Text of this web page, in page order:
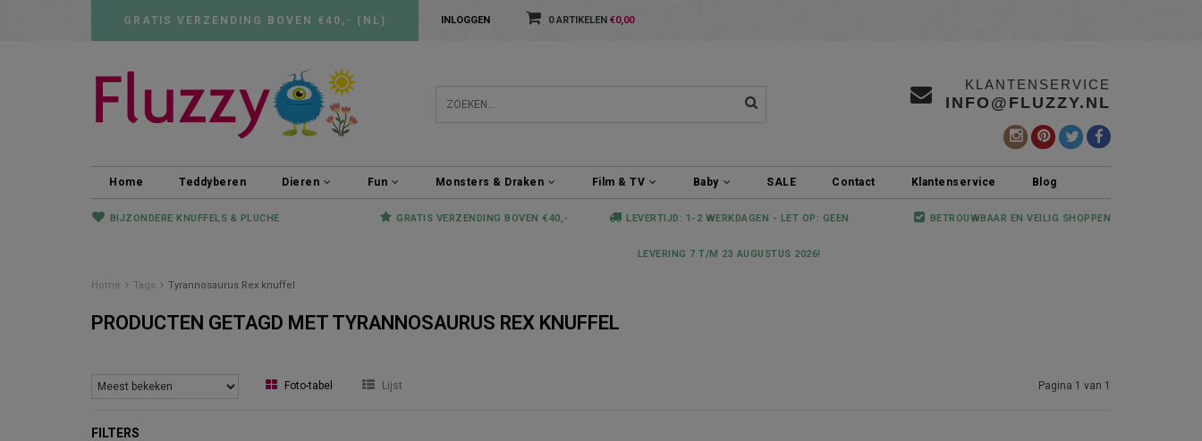
GRATIS VERZENDING BOVEN €40,- (NL) INLOGGEN 0 ARTIKELEN €0,00
KLANTENSERVICE
INFO@FLUZZY.NL
Home Teddyberen Dieren Fun Monsters & Draken Film & TV Baby SALE Contact Klantenservice Blog
BIJZONDERE KNUFFELS & PLUCHE GRATIS VERZENDING BOVEN €40,- LEVERTIJD: 1-2 WERKDAGEN - LET OP: GEEN
LEVERING 7 T/M 23 AUGUSTUS 2026!
BETROUWBAAR EN VEILIG SHOPPEN
Home Tags Tyrannosaurus Rex knuffel
PRODUCTEN GETAGD MET TYRANNOSAURUS REX KNUFFEL
Foto-tabel Lijst Pagina 1 van 1
FILTERS